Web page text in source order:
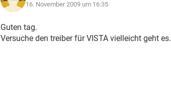
16. November 2009 um 16:35
Guten tag.
Versuche den treiber für VISTA vielleicht geht es.